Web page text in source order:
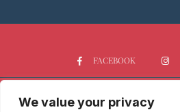
We value your privacy
FACEBOOK
HOME CHI SIAMO